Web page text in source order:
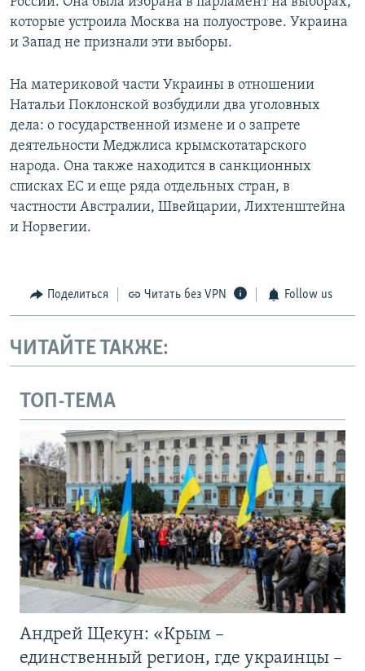
которые устроила Москва на полуострове. Украина
и Запад не признали эти выборы.
На материковой части Украины в отношении
Натальи Поклонской возбудили два уголовных
дела: о государственной измене и о запрете
деятельности Меджлиса крымскотатарского
народа. Она также находится в санкционных
списках ЕС и еще ряда отдельных стран, в
частности Австралии, Швейцарии, Лихтенштейна
и Норвегии.
Поделиться Читать без VPN Follow us
ЧИТАЙТЕ ТАКЖЕ:
ТОП-ТЕМА
Андрей Щекун: «Крым –
единственный регион, где украинцы –